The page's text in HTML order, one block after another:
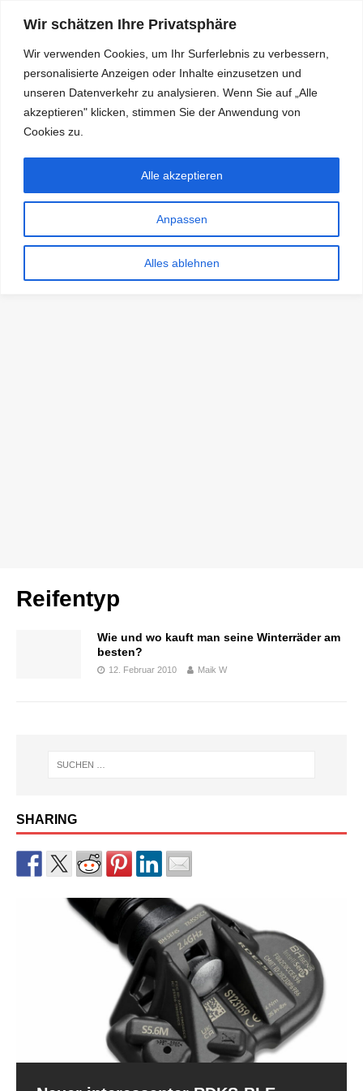
Wir schätzen Ihre Privatsphäre
Wir verwenden Cookies, um Ihr Surferlebnis zu verbessern,
personalisierte Anzeigen oder Inhalte einzusetzen und
unseren Datenverkehr zu analysieren. Wenn Sie auf „Alle
akzeptieren" klicken, stimmen Sie der Anwendung von
Cookies zu.
Anpassen
Alles ablehnen
Alle akzeptieren
RDKS.EXPERT
TESTS, EXPERTEN-TIPPS RUND UM DAS THEMA RDKS UND
Reifentyp
Wie und wo kauft man seine Winterräder am
besten?
12. Februar 2010 Maik W
SHARING